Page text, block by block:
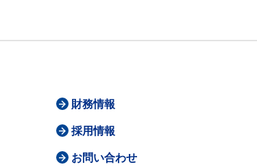
財務情報
採用情報
お問い合わせ